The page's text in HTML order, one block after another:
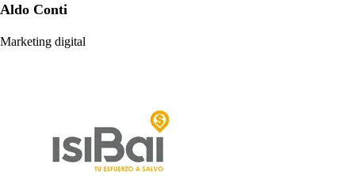
Aldo Conti
Marketing digital